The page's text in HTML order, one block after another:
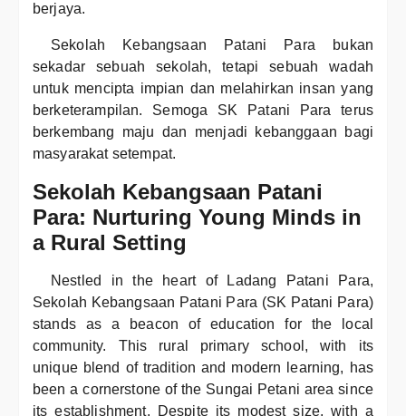
berjaya.
Sekolah Kebangsaan Patani Para bukan
sekadar sebuah sekolah, tetapi sebuah wadah
untuk mencipta impian dan melahirkan insan yang
berketerampilan. Semoga SK Patani Para terus
berkembang maju dan menjadi kebanggaan bagi
masyarakat setempat.
Sekolah Kebangsaan Patani
Para: Nurturing Young Minds in
a Rural Setting
Nestled in the heart of Ladang Patani Para,
Sekolah Kebangsaan Patani Para (SK Patani Para)
stands as a beacon of education for the local
community. This rural primary school, with its
unique blend of tradition and modern learning, has
been a cornerstone of the Sungai Petani area since
its establishment. Despite its modest size, with a